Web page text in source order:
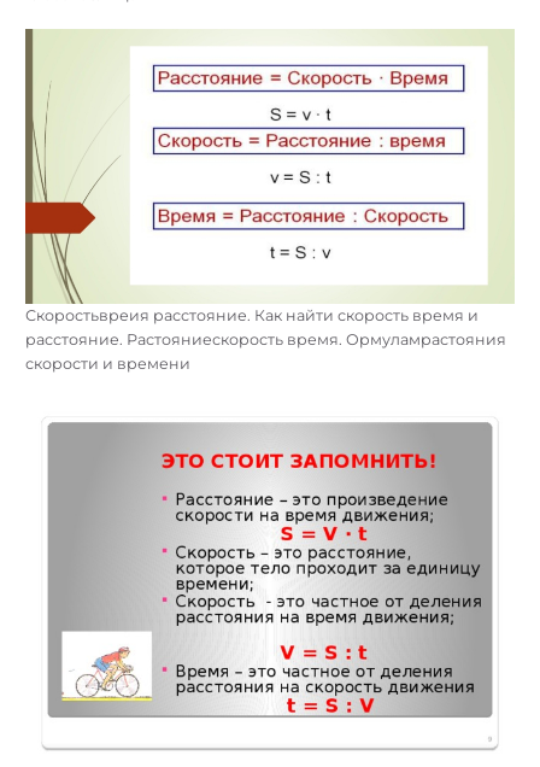
Скоростьвреия расстояние. Как найти скорость время и
расстояние. Растояниескорость время. Ормуламрастояния
скорости и времени